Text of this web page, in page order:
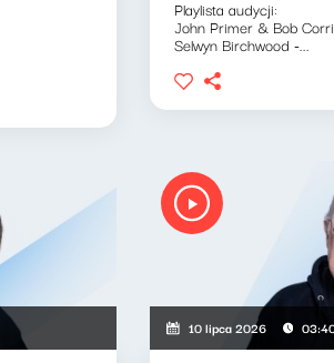
Playlista audycji:
John Primer & Bob
Selwyn Birchwood -...
10 lipca 2026